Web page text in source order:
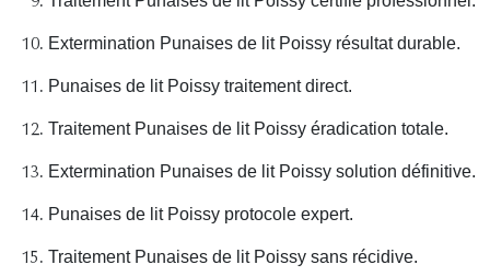
Extermination Punaises de lit Poissy résultat durable.
Punaises de lit Poissy traitement direct.
Traitement Punaises de lit Poissy éradication totale.
Extermination Punaises de lit Poissy solution définitive.
Punaises de lit Poissy protocole expert.
Traitement Punaises de lit Poissy sans récidive.